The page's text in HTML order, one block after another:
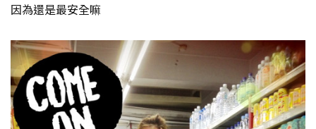
因為還是最安全嘛